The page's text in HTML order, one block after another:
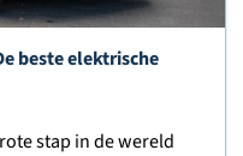
beste elektrische
stap in de wereld